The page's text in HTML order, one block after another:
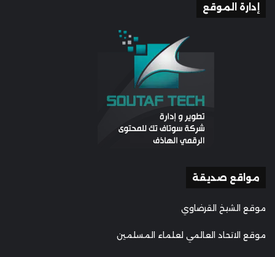
إدارة الموقع
مواقع صديقة
موقع الشيخ القرضاوي
موقع الاتحاد العالمي لعلماء المسلمين